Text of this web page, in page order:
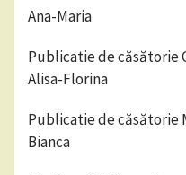
Ana-Maria
Publicatie de căsătorie
Alisa-Florina
Publicatie de căsătorie
Bianca